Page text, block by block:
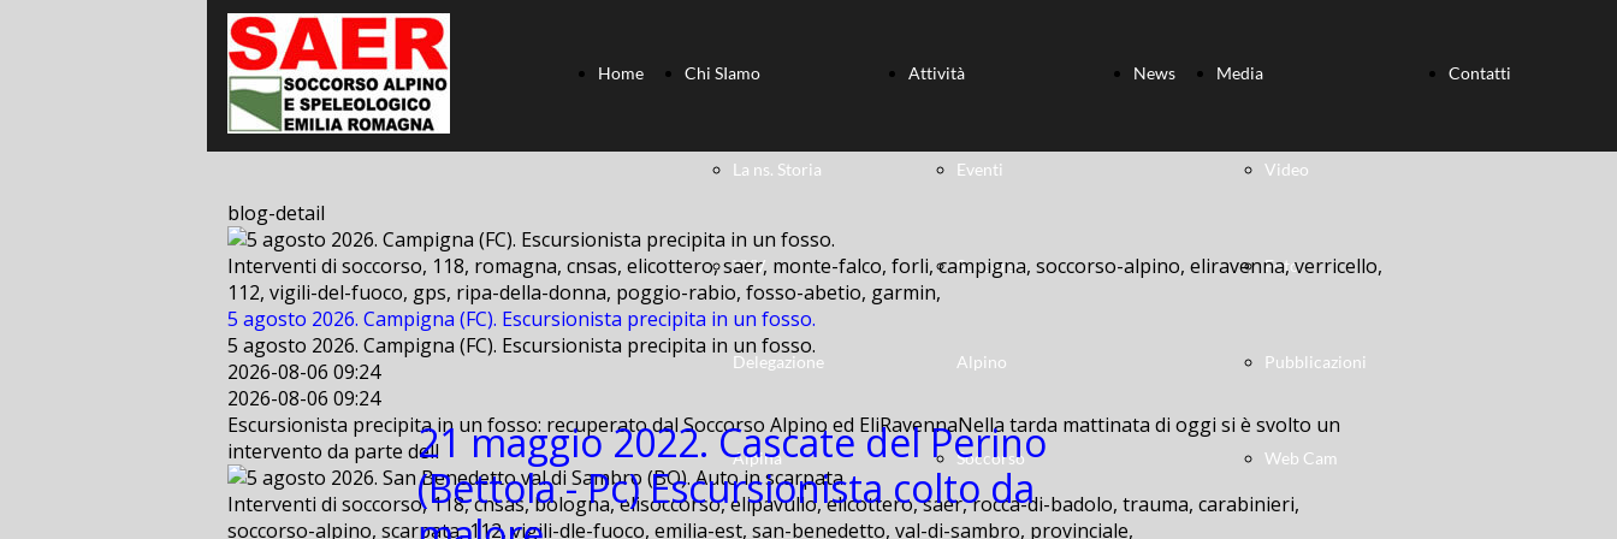
Home Chi SIamo
La ns. Storia
XXV
Delegazione
Alpina
Attività
Eventi
Soccorso
Alpino
Soccorso
News Media
Video
Foto
Pubblicazioni
Web Cam
Contatti
blog-detail
Interventi di soccorso, 118, romagna, cnsas, elicottero, saer, monte-falco, forli, campigna, soccorso-alpino, eliravenna, verricello,
112, vigili-del-fuoco, gps, ripa-della-donna, poggio-rabio, fosso-abetio, garmin,
5 agosto 2026. Campigna (FC). Escursionista precipita in un fosso.
5 agosto 2026. Campigna (FC). Escursionista precipita in un fosso.
2026-08-06 09:24
2026-08-06 09:24
Escursionista precipita in un fosso: recuperato dal Soccorso Alpino ed EliRavennaNella tarda mattinata di oggi si è svolto un
intervento da parte dell
Interventi di soccorso, 118, cnsas, bologna, elisoccorso, elipavullo, elicottero, saer, rocca-di-badolo, trauma, carabinieri,
soccorso-alpino, scarpata, 112, vigili-dle-fuoco, emilia-est, san-benedetto, val-di-sambro, provinciale,
21 maggio 2022. Cascate del Perino
(Bettola - Pc) Escursionista colto da